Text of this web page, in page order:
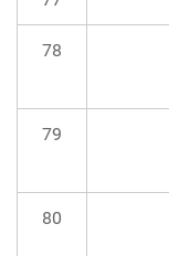
78
79
80